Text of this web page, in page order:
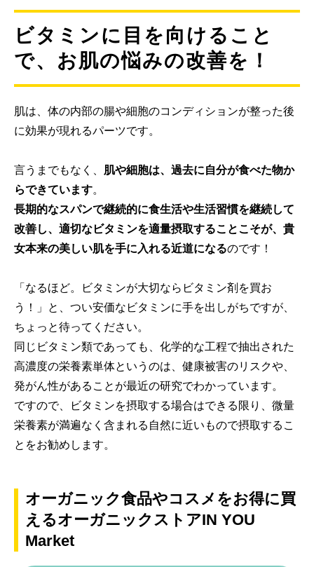
ビタミンに目を向けること
で、お肌の悩みの改善を！
肌は、体の内部の腸や細胞のコンディションが整った後
に効果が現れるパーツです。
言うまでもなく、 肌や細胞は、過去に自分が食べた物か
らできています。
長期的なスパンで継続的に食生活や生活習慣を継続して
改善し、適切なビタミンを適量摂取することこそが、貴
女本来の美しい肌を手に入れる近道になるのです！
「なるほど。ビタミンが大切ならビタミン剤を買お
う！」と、つい安価なビタミンに手を出しがちですが、
ちょっと待ってください。
同じビタミン類であっても、化学的な工程で抽出された
高濃度の栄養素単体というのは、健康被害のリスクや、
発がん性があることが最近の研究でわかっています。
ですので、ビタミンを摂取する場合はできる限り、微量
栄養素が満遍なく含まれる自然に近いもので摂取するこ
とをお勧めします。
オーガニック食品やコスメをお得に買
えるオーガニックストアIN YOU
Market